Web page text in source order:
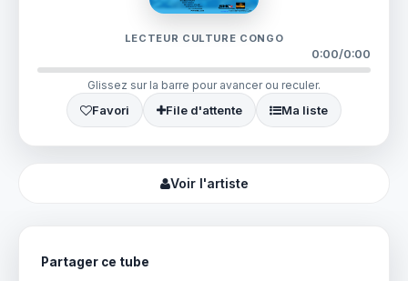
LECTEUR CULTURE CONGO
0:00/0:00
Glissez sur la barre pour avancer ou reculer.
Favori File d'attente Ma liste
Voir l'artiste
Partager ce tube